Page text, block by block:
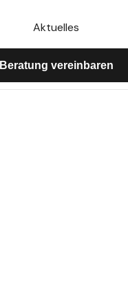
Aktuelles
Beratung vereinbaren